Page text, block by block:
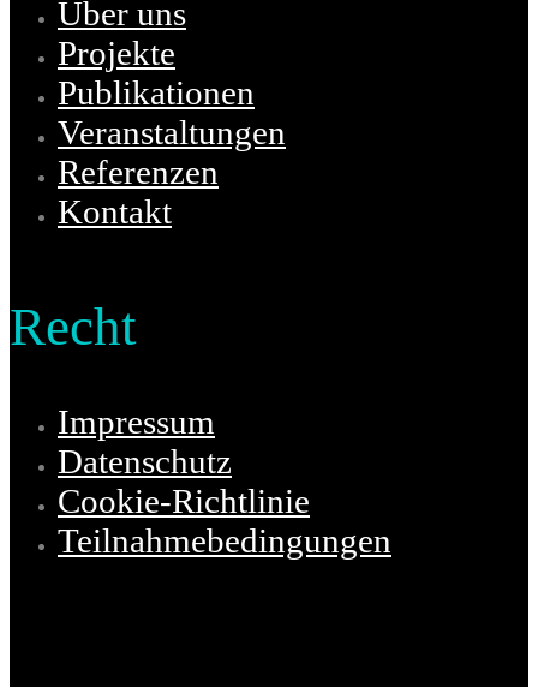
Über uns
Projekte
Publikationen
Veranstaltungen
Referenzen
Kontakt
Recht
Impressum
Datenschutz
Cookie-Richtlinie
Teilnahmebedingungen